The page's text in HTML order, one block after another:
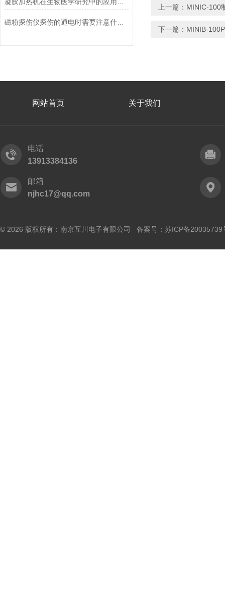
磁粉探伤仪探伤的通电时需要注意什么？
上一篇： MINIC-100
下一篇： MINIB-
网站首页 关于我们
电话
13913384136
邮箱
njhc17@qq.com
© 2026 版权所有：南京互川电子有限公司 备案号： 苏ICP备20035739